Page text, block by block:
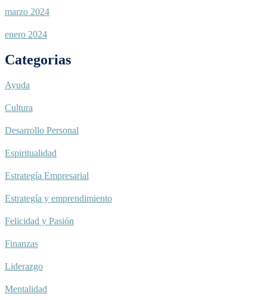
marzo 2024
enero 2024
Categorias
Ayuda
Cultura
Desarrollo Personal
Espiritualidad
Estrategía Empresarial
Estrategía y emprendimiento
Felicidad y Pasión
Finanzas
Liderazgo
Mentalidad